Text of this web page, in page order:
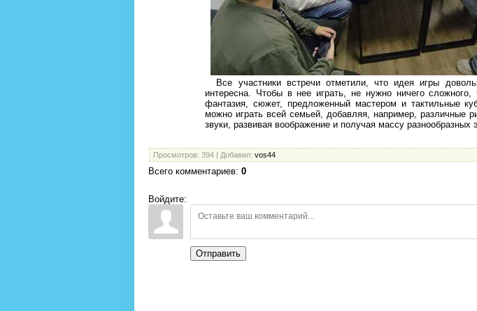
Все участники встречи отметили, что идея игры
интересна. Чтобы в нее играть, не нужно ничего сложного,
фантазия, сюжет, предложенный мастером и тактильные
можно играть всей семьей, добавляя, например, различные
звуки, развивая воображение и получая массу разнообразных
Просмотров: 394 | Добавил: vos44
Всего комментариев: 0
Войдите:
Отправить